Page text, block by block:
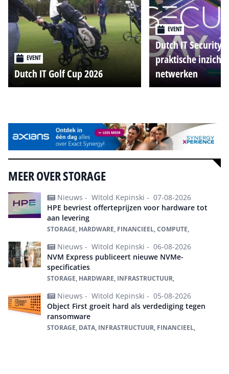
EVENT
Dutch IT Golf Cup 2026
EVENT
Dutch IT Security
praktische
netwerken
MEER OVER STORAGE
Nieuws - Witold Kepinski - 07-08-2026
HPE bevriest offerteprijzen voor hardware tot
aan levering
STORAGE, HARDWARE, FINANCIEEL, COMPUTE,
Nieuws - Witold Kepinski - 06-08-2026
NVM Express publiceert nieuwe NVMe-
specificaties
STORAGE, HARDWARE, INFRASTRUCTUUR,
Nieuws - Witold Kepinski - 05-08-2026
Object First groeit hard als verdediging tegen
ransomware
STORAGE, DATA, INFRASTRUCTUUR, FINANCIEEL,